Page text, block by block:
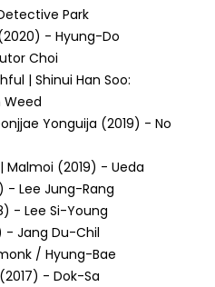
Park
- Hyung-Do
Choi
| Shinui Han Soo:
Weed
Yonguija (2019) - No
Malmoi (2019) - Ueda
- Lee Jung-Rang
- Lee Si-Young
- Jang Du-Chil
/ Hyung-Bae
- Dok-Sa